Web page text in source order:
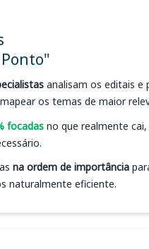
analisam os editais e
os temas de maior
focadas no que realmente cai,
na ordem de importância
naturalmente eficiente.